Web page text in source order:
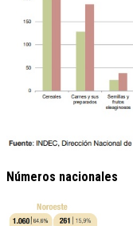
Números nacionales